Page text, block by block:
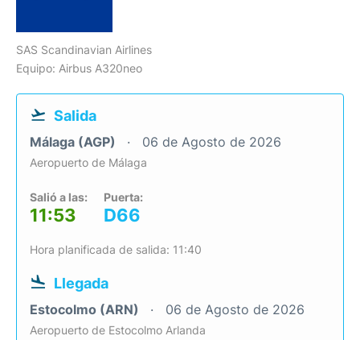
SAS Scandinavian Airlines
Equipo: Airbus A320neo
Salida
Málaga (AGP) 06 de Agosto de 2026
Aeropuerto de Málaga
Salió a las:
11:53
Puerta:
D66
Hora planificada de salida: 11:40
Llegada
Estocolmo (ARN) 06 de Agosto de 2026
Aeropuerto de Estocolmo Arlanda